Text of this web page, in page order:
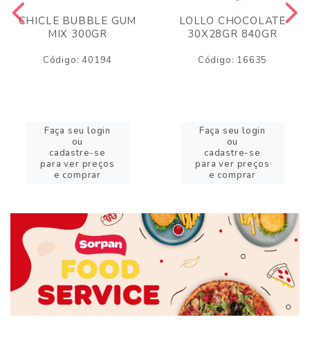
CHICLE BUBBLE GUM
MIX 300GR
Código: 40194
Faça seu login
ou
cadastre-se
para ver preços
e comprar
LOLLO CHOCOLATE
30X28GR 840GR
Código: 16635
Faça seu login
ou
cadastre-se
para ver preços
e comprar